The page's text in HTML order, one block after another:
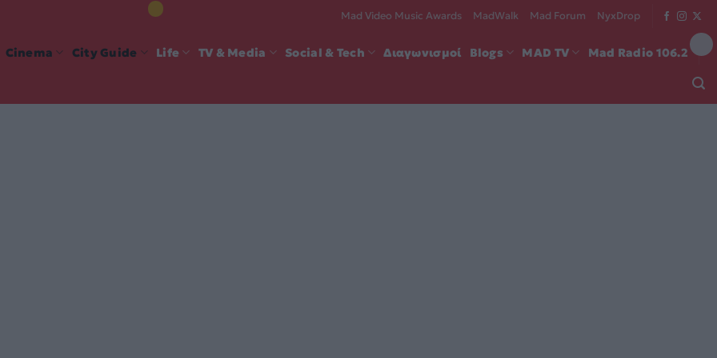
Mad Video Music Awards MadWalk Mad Forum NyxDrop
Cinema City Guide Life TV & Media Social & Tech Διαγωνισμοί Blogs MAD TV Mad Radio 106.2